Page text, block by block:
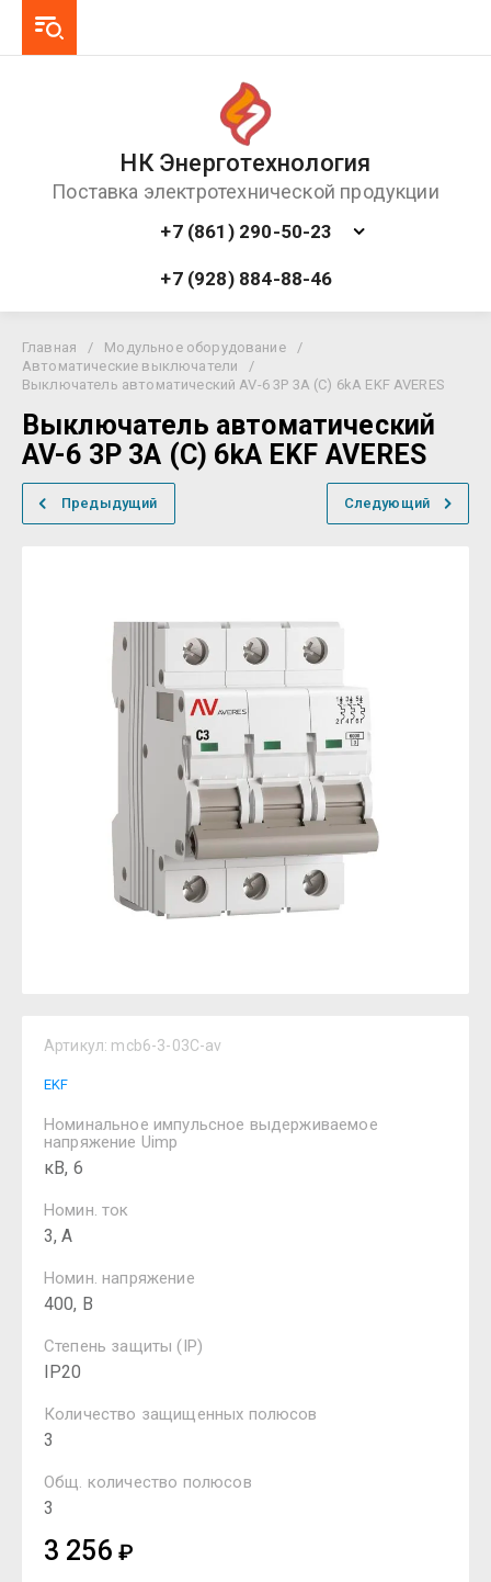
НК Энерготехнология
Поставка электротехнической продукции
+7 (861) 290-50-23
+7 (928) 884-88-46
Главная / Модульное оборудование
/
Автоматические выключатели
/
Выключатель автоматический AV-6 3P 3A (C) 6kA EKF AVERES
Выключатель автоматический
AV-6 3P 3A (C) 6kA EKF AVERES
Предыдущий Следующий
Артикул: mcb6-3-03C-av
EKF
Номинальное импульсное выдерживаемое
напряжение Uimp
кВ, 6
Номин. ток
3, А
Номин. напряжение
400, В
Степень защиты (IP)
IP20
Количество защищенных полюсов
3
Общ. количество полюсов
3
3 256 ₽